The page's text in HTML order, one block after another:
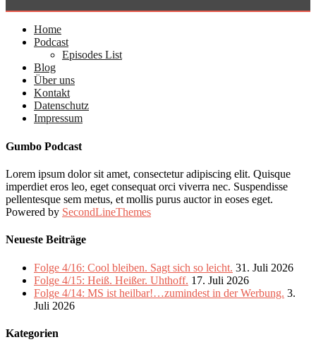
Home
Podcast
Episodes List
Blog
Über uns
Kontakt
Datenschutz
Impressum
Gumbo Podcast
Lorem ipsum dolor sit amet, consectetur adipiscing elit. Quisque
imperdiet eros leo, eget consequat orci viverra nec. Suspendisse
pellentesque sem metus, et mollis purus auctor in eoses eget.
Powered by SecondLineThemes
Neueste Beiträge
Folge 4/16: Cool bleiben. Sagt sich so leicht. 31. Juli 2026
Folge 4/15: Heiß. Heißer. Uhthoff. 17. Juli 2026
Folge 4/14: MS ist heilbar!…zumindest in der Werbung. 3.
Juli 2026
Kategorien